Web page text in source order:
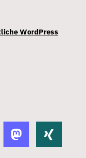
WordPress